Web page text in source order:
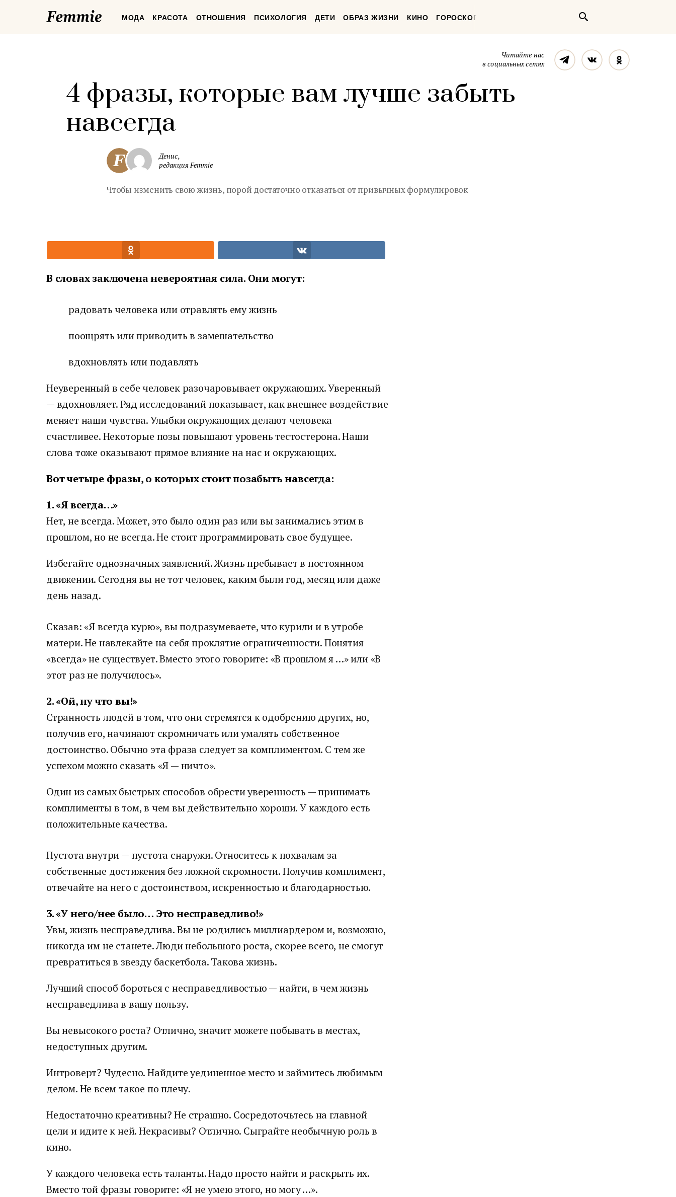
FemmieМОДА КРАСОТА ОТНОШЕНИЯ ПСИХОЛОГИЯ ДЕТИ ОБРАЗ ЖИЗНИ КИНО ГОРОСКОП
Читайте нас
в социальных сетях
ТелеграмВконтакте
4 фразы, которые вам лучше забыть
навсегда
Денис,
редакция Femmie
Чтобы изменить свою жизнь, порой достаточно отказаться от привычных формулировок
В словах заключена невероятная сила. Они могут:
радовать человека или отравлять ему жизнь
поощрять или приводить в замешательство
вдохновлять или подавлять
Неуверенный в себе человек разочаровывает окружающих. Уверенный
— вдохновляет. Ряд исследований показывает, как внешнее воздействие
меняет наши чувства. Улыбки окружающих делают человека
счастливее. Некоторые позы повышают уровень тестостерона. Наши
слова тоже оказывают прямое влияние на нас и окружающих.
Вот четыре фразы, о которых стоит позабыть навсегда:
1. «Я всегда…»
Нет, не всегда. Может, это было один раз или вы занимались этим в
прошлом, но не всегда. Не стоит программировать свое будущее.
Избегайте однозначных заявлений. Жизнь пребывает в постоянном
движении. Сегодня вы не тот человек, каким были год, месяц или даже
день назад.
Сказав: «Я всегда курю», вы подразумеваете, что курили и в утробе
матери. Не навлекайте на себя проклятие ограниченности. Понятия
«всегда» не существует. Вместо этого говорите: «В прошлом я …» или «В
этот раз не получилось».
2. «Ой, ну что вы!»
Странность людей в том, что они стремятся к одобрению других, но,
получив его, начинают скромничать или умалять собственное
достоинство. Обычно эта фраза следует за комплиментом. С тем же
успехом можно сказать «Я — ничто».
Один из самых быстрых способов обрести уверенность — принимать
комплименты в том, в чем вы действительно хороши. У каждого есть
положительные качества.
Пустота внутри — пустота снаружи. Относитесь к похвалам за
собственные достижения без ложной скромности. Получив комплимент,
отвечайте на него с достоинством, искренностью и благодарностью.
3. «У него/нее было… Это несправедливо!»
Увы, жизнь несправедлива. Вы не родились миллиардером и, возможно,
никогда им не станете. Люди небольшого роста, скорее всего, не смогут
превратиться в звезду баскетбола. Такова жизнь.
Лучший способ бороться с несправедливостью — найти, в чем жизнь
несправедлива в вашу пользу.
Вы невысокого роста? Отлично, значит можете побывать в местах,
недоступных другим.
Интроверт? Чудесно. Найдите уединенное место и займитесь любимым
делом. Не всем такое по плечу.
Недостаточно креативны? Не страшно. Сосредоточьтесь на главной
цели и идите к ней. Некрасивы? Отлично. Сыграйте необычную роль в
кино.
У каждого человека есть таланты. Надо просто найти и раскрыть их.
Вместо той фразы говорите: «Я не умею этого, но могу …».